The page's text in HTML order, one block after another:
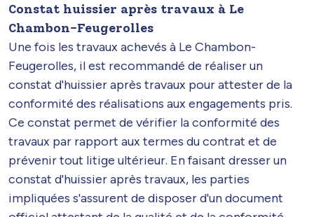
Constat huissier après travaux à Le
Chambon-Feugerolles
Une fois les travaux achevés à Le Chambon-
Feugerolles, il est recommandé de réaliser un
constat d'huissier après travaux pour attester de la
conformité des réalisations aux engagements pris.
Ce constat permet de vérifier la conformité des
travaux par rapport aux termes du contrat et de
prévenir tout litige ultérieur. En faisant dresser un
constat d'huissier après travaux, les parties
impliquées s'assurent de disposer d'un document